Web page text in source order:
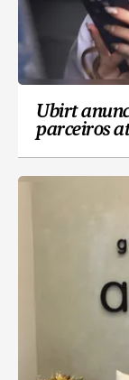
Ubirt
parceiros